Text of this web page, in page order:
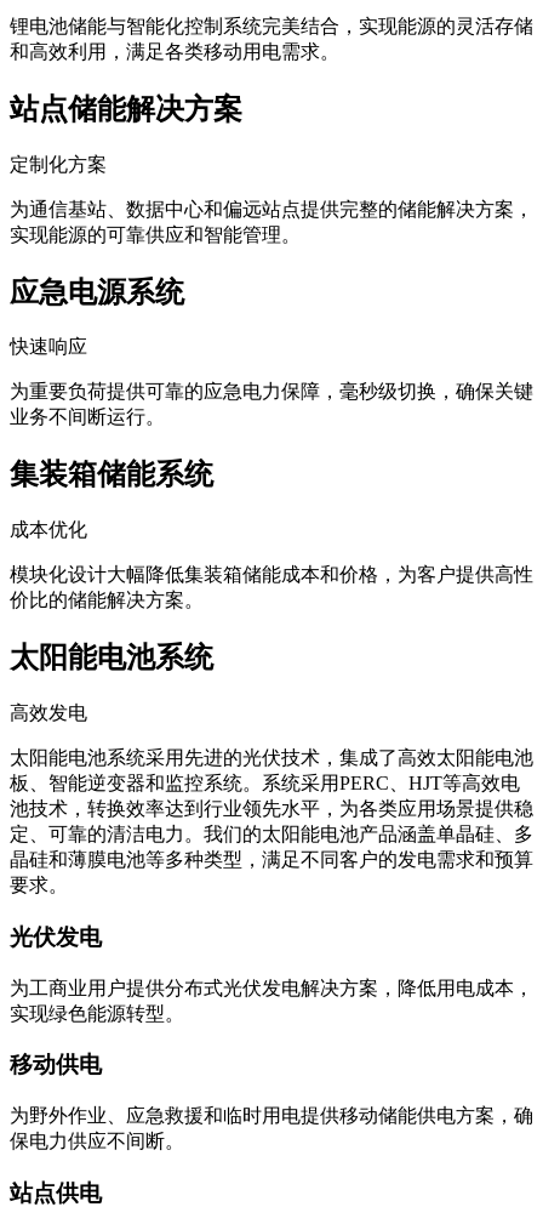
锂电池储能与智能化控制系统完美结合，实现能源的灵活存储
和高效利用，满足各类移动用电需求。
站点储能解决方案
定制化方案
为通信基站、数据中心和偏远站点提供完整的储能解决方案，
实现能源的可靠供应和智能管理。
应急电源系统
快速响应
为重要负荷提供可靠的应急电力保障，毫秒级切换，确保关键
业务不间断运行。
集装箱储能系统
成本优化
模块化设计大幅降低集装箱储能成本和价格，为客户提供高性
价比的储能解决方案。
太阳能电池系统
高效发电
太阳能电池系统采用先进的光伏技术，集成了高效太阳能电池
板、智能逆变器和监控系统。系统采用PERC、HJT等高效电
池技术，转换效率达到行业领先水平，为各类应用场景提供稳
定、可靠的清洁电力。我们的太阳能电池产品涵盖单晶硅、多
晶硅和薄膜电池等多种类型，满足不同客户的发电需求和预算
要求。
光伏发电
为工商业用户提供分布式光伏发电解决方案，降低用电成本，
实现绿色能源转型。
移动供电
为野外作业、应急救援和临时用电提供移动储能供电方案，确
保电力供应不间断。
站点供电